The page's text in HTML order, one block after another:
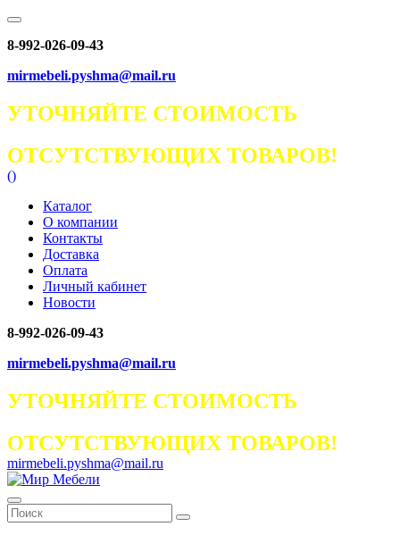
8-992-026-09-43
mirmebeli.pyshma@mail.ru
УТОЧНЯЙТЕ СТОИМОСТЬ
ОТСУТСТВУЮЩИХ ТОВАРОВ!
()
Каталог
О компании
Контакты
Доставка
Оплата
Личный кабинет
Новости
8-992-026-09-43
mirmebeli.pyshma@mail.ru
УТОЧНЯЙТЕ СТОИМОСТЬ
ОТСУТСТВУЮЩИХ ТОВАРОВ!
mirmebeli.pyshma@mail.ru